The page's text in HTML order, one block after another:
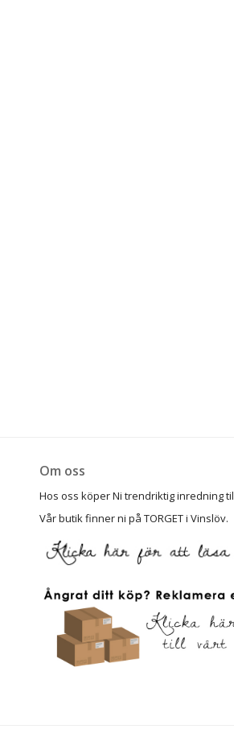
Om oss
Hos oss köper Ni trendriktig inredning
Vår butik finner ni på TORGET i Vinslöv.